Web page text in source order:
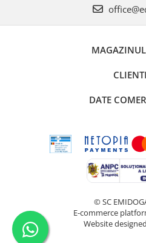
CLIENTI
DATE
© SC
E-commerce
Website